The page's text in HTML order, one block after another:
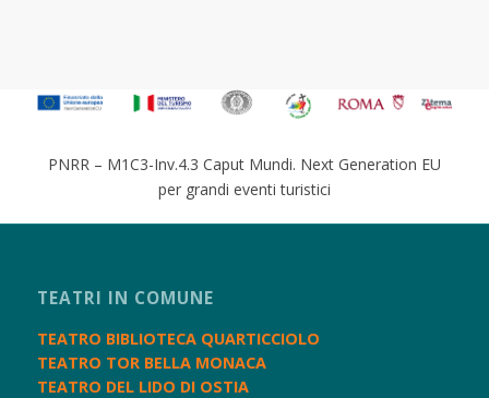
PNRR – M1C3-Inv.4.3 Caput Mundi. Next Generation EU
per grandi eventi turistici
TEATRI IN COMUNE
TEATRO BIBLIOTECA QUARTICCIOLO
TEATRO TOR BELLA MONACA
TEATRO DEL LIDO DI OSTIA